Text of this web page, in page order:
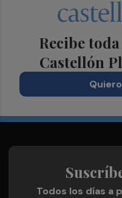
Recibe
Castellón
Todos los días a